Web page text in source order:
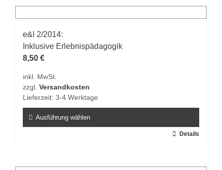
Varianten
auf.
Die
Optionen
auf
der
gewählt
werden
e&l 2/2014:
Inklusive Erlebnispädagogik
8,50 €
inkl. MwSt.
zzgl. Versandkosten
Lieferzeit: 3-4 Werktage
Ausführung wählen
Details